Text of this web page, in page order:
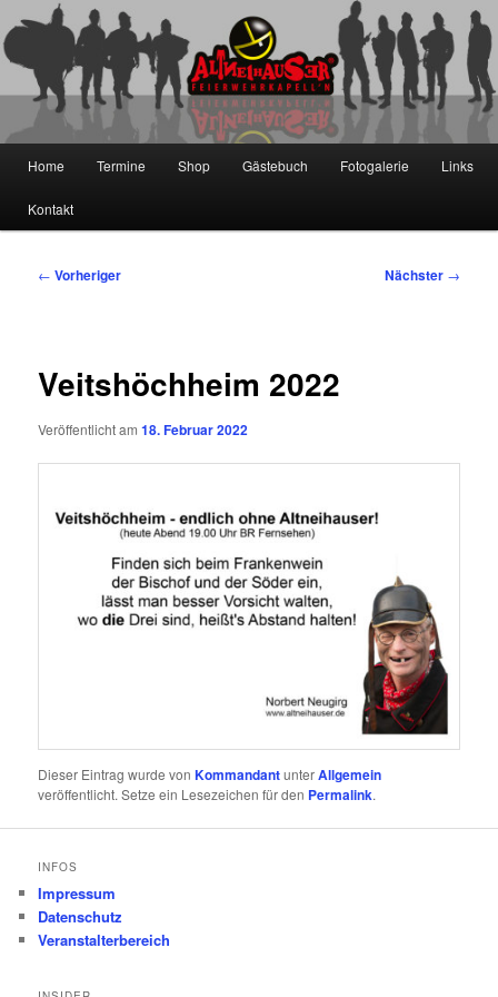
primären
Inhalt
springenDie Altneihauser Feierwehrkapell'n
Home Termine Shop Gästebuch Fotogalerie Links
Kontakt
Beitragsnavigation
← Vorheriger Nächster →
Veitshöchheim 2022
Veröffentlicht am18. Februar 2022
Dieser Eintrag wurde vonKommandantunterAllgemein
veröffentlicht. Setze ein Lesezeichen für den Permalink.
INFOS
Impressum
Datenschutz
Veranstalterbereich